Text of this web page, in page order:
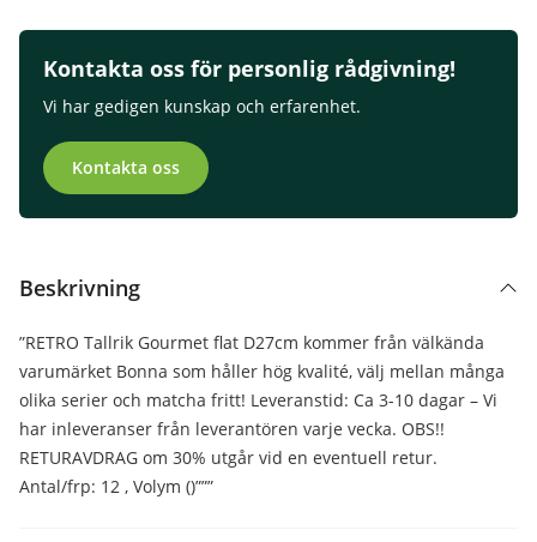
Kontakta oss för personlig rådgivning!
Vi har gedigen kunskap och erfarenhet.
Kontakta oss
Beskrivning
”RETRO Tallrik Gourmet flat D27cm kommer från välkända
varumärket Bonna som håller hög kvalité, välj mellan många
olika serier och matcha fritt! Leveranstid: Ca 3-10 dagar – Vi
har inleveranser från leverantören varje vecka. OBS!!
RETURAVDRAG om 30% utgår vid en eventuell retur.
Antal/frp: 12 , Volym ()”””